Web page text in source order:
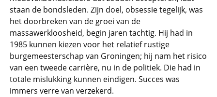
staan de bondsleden. Zijn doel, obsessie tegelijk, was
het doorbreken van de groei van de
massawerkloosheid, begin jaren tachtig. Hij had in
1985 kunnen kiezen voor het relatief rustige
burgemeesterschap van Groningen; hij nam het risico
van een tweede carrière, nu in de politiek. Die had in
totale mislukking kunnen eindigen. Succes was
immers verre van verzekerd.